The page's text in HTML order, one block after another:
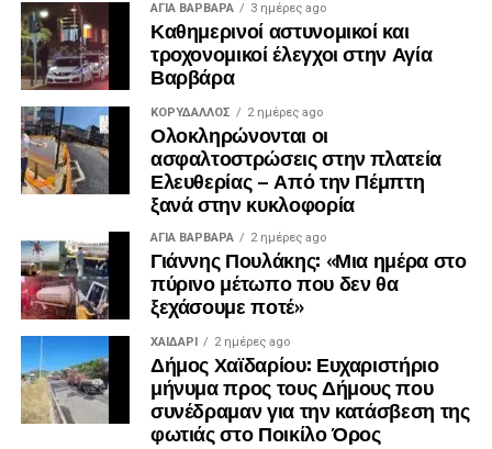
ΑΓΙΑ ΒΑΡΒΑΡΑ 3 ημέρες ago
Καθημερινοί αστυνομικοί και
τροχονομικοί έλεγχοι στην Αγία
Βαρβάρα
ΚΟΡΥΔΑΛΛΟΣ 2 ημέρες ago
Ολοκληρώνονται οι
ασφαλτοστρώσεις στην πλατεία
Ελευθερίας – Από την Πέμπτη
ξανά στην κυκλοφορία
ΑΓΙΑ ΒΑΡΒΑΡΑ 2 ημέρες ago
Γιάννης Πουλάκης: «Μια ημέρα στο
πύρινο μέτωπο που δεν θα
ξεχάσουμε ποτέ»
ΧΑΪΔΑΡΙ 2 ημέρες ago
Δήμος Χαϊδαρίου: Ευχαριστήριο
μήνυμα προς τους Δήμους που
συνέδραμαν για την κατάσβεση της
φωτιάς στο Ποικίλο Όρος